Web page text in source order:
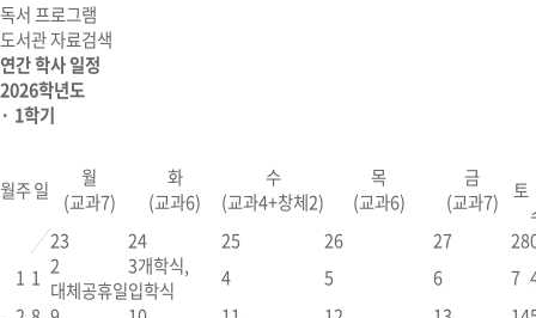
독서 프로그램
도서관 자료검색
연간 학사 일정
2026학년도
· 1학기
월주일
월
(교과7)
화
(교과6)
수
(교과4+창체2)
목
(교과6)
금
(교과7) 토
23 24 25 26 27 28
1 1 2
대체공휴일
3개학식,
입학식
4 5 6 7